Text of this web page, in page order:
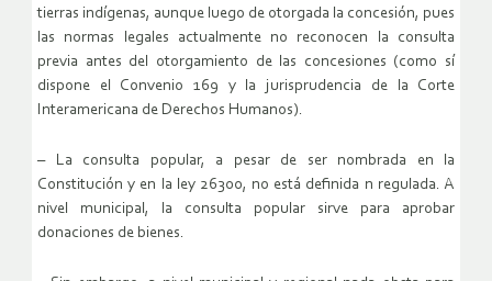
tierras indígenas, aunque luego de otorgada la concesión, pues
las normas legales actualmente no reconocen la consulta
previa antes del otorgamiento de las concesiones (como sí
dispone el Convenio 169 y la jurisprudencia de la Corte
Interamericana de Derechos Humanos).
– La consulta popular, a pesar de ser nombrada en la
Constitución y en la ley 26300, no está definida n regulada. A
nivel municipal, la consulta popular sirve para aprobar
donaciones de bienes.